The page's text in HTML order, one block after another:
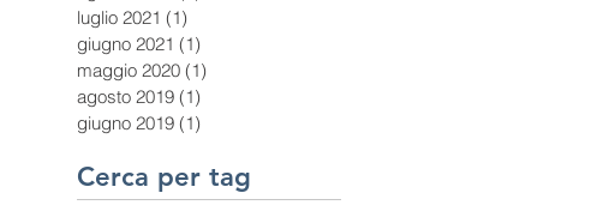
luglio 2021 (1)
giugno 2021 (1)
maggio 2020 (1)
agosto 2019 (1)
giugno 2019 (1)
Cerca per tag